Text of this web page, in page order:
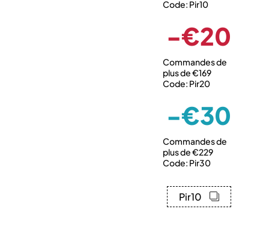
Code: Pir10
-€20
Commandes de
plus de €169
Code: Pir20
-€30
Commandes de
plus de €229
Code: Pir30
Pir10